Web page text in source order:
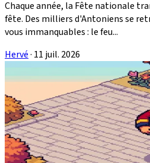
Chaque année, la Fête nationale
fête. Des milliers d'Antoniens se
vous immanquables : le feu...
Hervé· 11 juil. 2026